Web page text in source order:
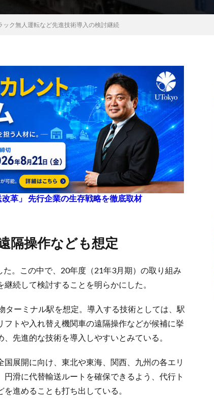
ック無人運転など先進技術導入の検討継続
革」 先行企業の生存戦略を徹底取材
隔操作なども想定
。この中で、20年度（21年3月期）の取り組み
続して検討することを明らかにした。
ーミナル駅を想定。導入する技術としては、駅
トや入れ替え機関車の遠隔操作などが候補に挙
先進的な技術を導入しやすいとみている。
展開に向け、東北や東海、関西、九州の各エリ
滑に代替輸送ルートを確保できるよう、代行ト
進めることも打ち出している。